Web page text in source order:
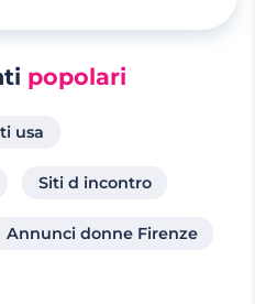
popolari
usa
Siti d incontro
Annunci donne Firenze